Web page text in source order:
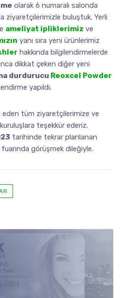
olarak 6 numaralı salonda
ziyaretçilerimizle buluştuk. Yerli
ameliyat ipliklerimiz ve
yanı sıra yeni ürünlerimiz
hakkında bilgilendirmelerde
dikkat çeken diğer yeni
durdurucu Reoxcel Powder
yapıldı.
eden tüm ziyaretçilerimize ve
kuruluşlara teşekkür ederiz.
tarihinde tekrar planlanan
fuarında görüşmek dileğiyle.